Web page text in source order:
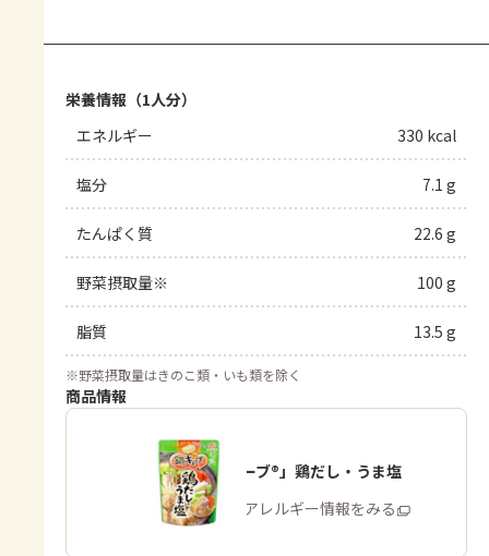
栄養情報（1人分）
エネルギー
330 kcal
塩分 7.1 g
たんぱく質 22.6 g
野菜摂取量※ 100 g
脂質 13.5 g
※野菜摂取量はきのこ類・いも類を除く
商品情報
「鍋キューブ®」鶏だし・うま塩
商品・アレルギー情報をみる